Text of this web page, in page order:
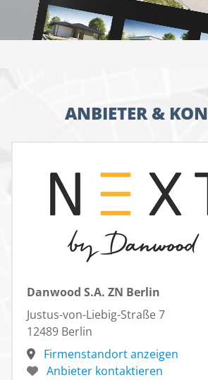
ANBIETER &
Danwood S.A. ZN Berlin
Justus-von-Liebig-Straße 7
12489 Berlin
Firmenstandort anzeigen
Anbieter kontaktieren